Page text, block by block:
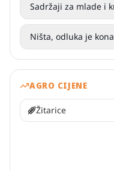
Sadržaji za mlade i
Ništa, odluka je
AGRO CIJENE
Žitarice